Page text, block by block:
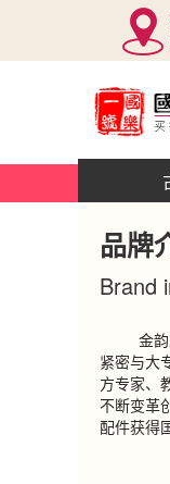
品牌
Brand
金韵乐
紧密与大
方专家、
不断变革
配件获得